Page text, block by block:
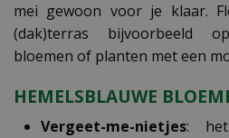
mei gewoon voor je klaar.
(dak)terras bijvoorbeeld
bloemen of planten met een
HEMELSBLAUWE
Vergeet-me-nietjes: het